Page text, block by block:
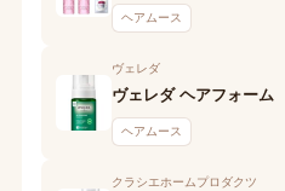
ヘアムース
ヴェレダ
ヴェレダ ヘアフォーム
ヘアムース
クラシエホームプロダクツ